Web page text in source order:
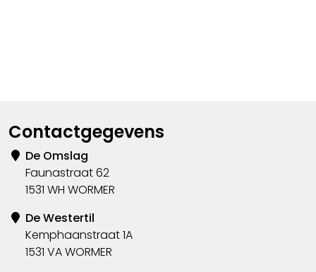
Contactgegevens
De Omslag
Faunastraat 62
1531 WH WORMER
De Westertil
Kemphaanstraat 1A
1531 VA WORMER